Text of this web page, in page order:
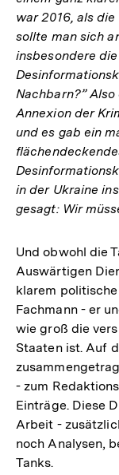
war 2016, als
sollte man sich
insbesondere
Nachbarn?”
Annexion der
und es gab ein
in der Ukraine
gesagt: Wir
Und obwohl die
Auswärtigen
klarem
Fachmann - er
wie groß die
Staaten ist. Auf
- zum
Einträge. Diese
Arbeit -
noch Analysen,
Tanks.